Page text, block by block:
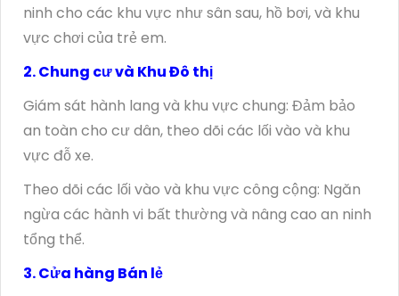
ninh cho các khu vực như sân sau, hồ bơi, và khu
vực chơi của trẻ em.
2. Chung cư và Khu Đô thị
Giám sát hành lang và khu vực chung: Đảm bảo
an toàn cho cư dân, theo dõi các lối vào và khu
vực đỗ xe.
Theo dõi các lối vào và khu vực công cộng: Ngăn
ngừa các hành vi bất thường và nâng cao an ninh
tổng thể.
3. Cửa hàng Bán lẻ